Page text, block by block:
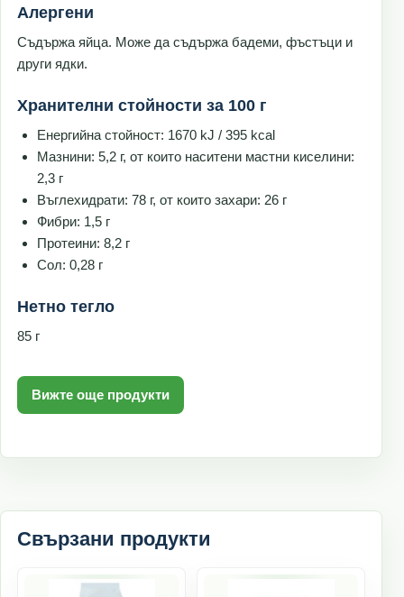
Алергени
Съдържа яйца. Може да съдържа бадеми, фъстъци и
други ядки.
Хранителни стойности за 100 г
Енергийна стойност: 1670 kJ / 395 kcal
Мазнини: 5,2 г, от които наситени мастни киселини:
2,3 г
Въглехидрати: 78 г, от които захари: 26 г
Фибри: 1,5 г
Протеини: 8,2 г
Сол: 0,28 г
Нетно тегло
85 г
Вижте още продукти
Свързани продукти